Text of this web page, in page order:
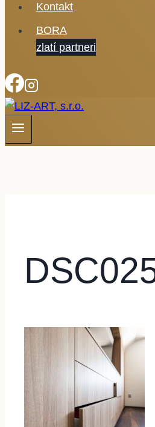
Kontakt
BORA
zlatí partneri